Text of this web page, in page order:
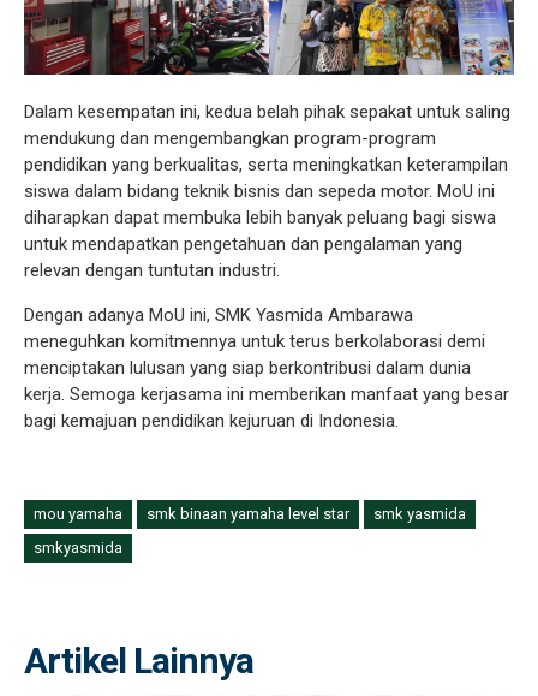
Dalam kesempatan ini, kedua belah pihak sepakat untuk saling
mendukung dan mengembangkan program-program
pendidikan yang berkualitas, serta meningkatkan keterampilan
siswa dalam bidang teknik bisnis dan sepeda motor. MoU ini
diharapkan dapat membuka lebih banyak peluang bagi siswa
untuk mendapatkan pengetahuan dan pengalaman yang
relevan dengan tuntutan industri.
Dengan adanya MoU ini, SMK Yasmida Ambarawa
meneguhkan komitmennya untuk terus berkolaborasi demi
menciptakan lulusan yang siap berkontribusi dalam dunia
kerja. Semoga kerjasama ini memberikan manfaat yang besar
bagi kemajuan pendidikan kejuruan di Indonesia.
mou yamaha smk binaan yamaha level star
smk yasmida
smkyasmida
Artikel Lainnya